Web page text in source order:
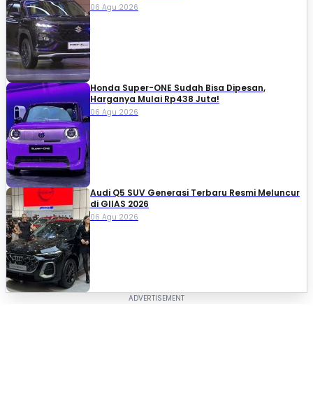
06 Agu 2026
Honda Super-ONE Sudah Bisa Dipesan,
Harganya Mulai Rp438 Juta!
06 Agu 2026
Audi Q5 SUV Generasi Terbaru Resmi Meluncur
di GIIAS 2026
06 Agu 2026